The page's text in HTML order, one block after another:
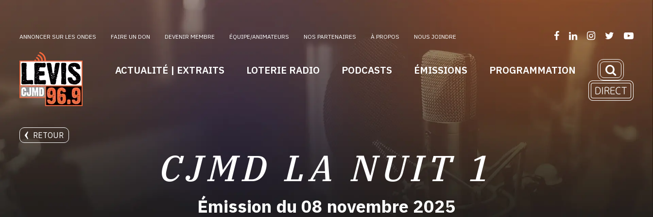
ANNONCER SUR LES ONDES FAIRE UN DON DEVENIR MEMBRE ÉQUIPE/ANIMATEURS NOS PARTENAIRES À PROPOS NOUS JOINDRE
ACTUALITÉ | EXTRAITS LOTERIE RADIO PODCASTS ÉMISSIONS PROGRAMMATION
RETOUR
CJMD LA NUIT 1
Émission du 08 novembre 2025